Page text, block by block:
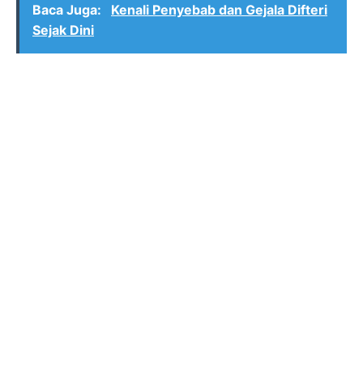
Baca Juga:
Kenali Penyebab dan Gejala Difteri
Sejak Dini